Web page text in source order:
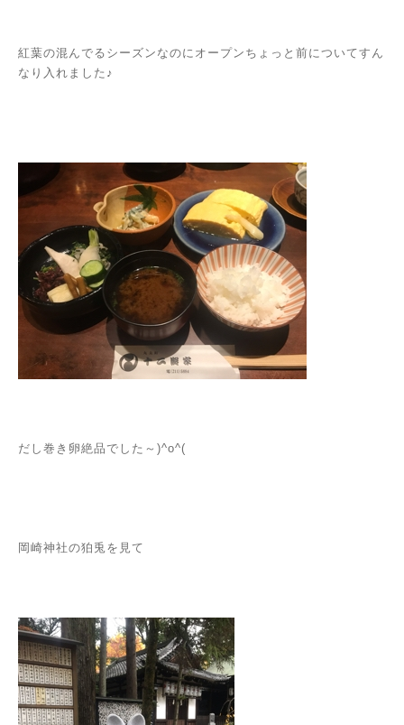
紅葉の混んでるシーズンなのにオープンちょっと前についてすん
なり入れました♪
だし巻き卵絶品でした～)^o^(
岡崎神社の狛兎を見て